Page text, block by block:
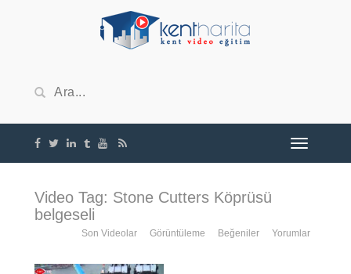
Video Tag: Stone Cutters Köprüsü
belgeseli
Son Videolar Görüntüleme Beğeniler Yorumlar